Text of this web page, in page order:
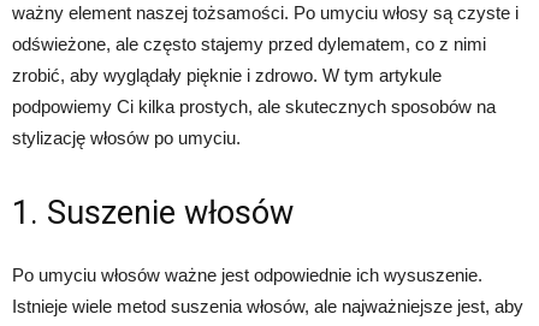
ważny element naszej tożsamości. Po umyciu włosy są czyste i
odświeżone, ale często stajemy przed dylematem, co z nimi
zrobić, aby wyglądały pięknie i zdrowo. W tym artykule
podpowiemy Ci kilka prostych, ale skutecznych sposobów na
stylizację włosów po umyciu.
1. Suszenie włosów
Po umyciu włosów ważne jest odpowiednie ich wysuszenie.
Istnieje wiele metod suszenia włosów, ale najważniejsze jest, aby